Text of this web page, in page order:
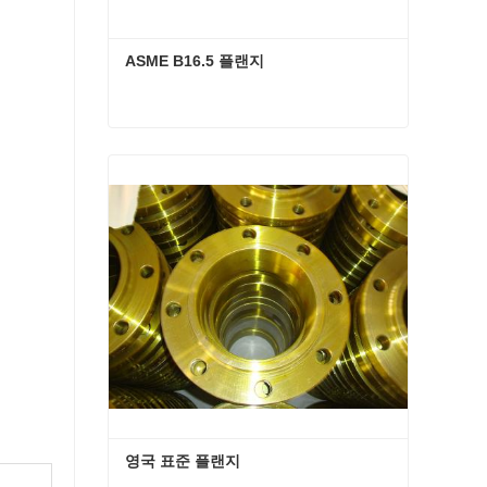
ASME B16.5 플랜지
지금 연락
영국 표준 플랜지